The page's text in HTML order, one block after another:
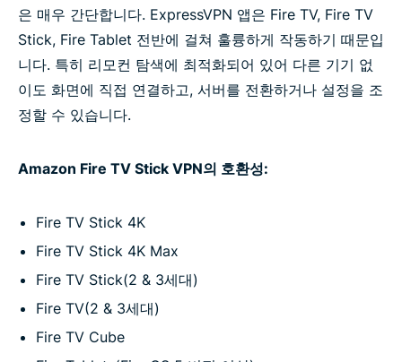
은 매우 간단합니다. ExpressVPN 앱은 Fire TV, Fire TV
Stick, Fire Tablet 전반에 걸쳐 훌륭하게 작동하기 때문입
니다. 특히 리모컨 탐색에 최적화되어 있어 다른 기기 없
이도 화면에 직접 연결하고, 서버를 전환하거나 설정을 조
정할 수 있습니다.
Amazon Fire TV Stick VPN의 호환성:
Fire TV Stick 4K
Fire TV Stick 4K Max
Fire TV Stick(2 & 3세대)
Fire TV(2 & 3세대)
Fire TV Cube